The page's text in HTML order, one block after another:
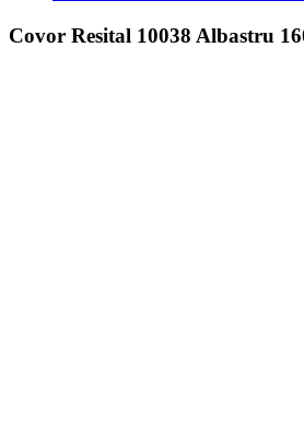
Covor Resital 10038 Albastru